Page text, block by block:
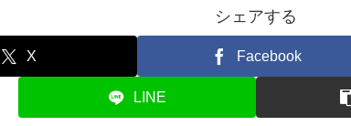
シェアする
X Facebook
LINE